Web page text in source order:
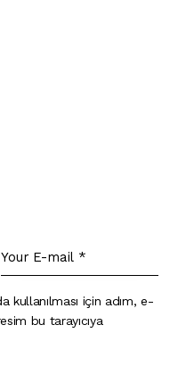
kullanılması için adım, e-
bu tarayıcıya